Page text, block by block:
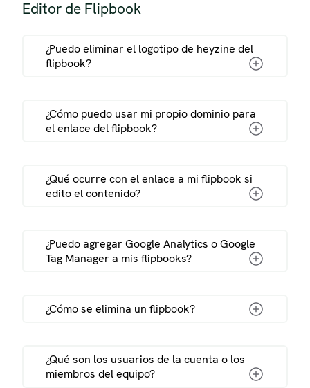
Editor de Flipbook
¿Puedo eliminar el logotipo de heyzine del
flipbook?
¿Cómo puedo usar mi propio dominio para
el enlace del flipbook?
guía de dominios personalizados
¿Qué ocurre con el enlace a mi flipbook si
edito el contenido?
¿Puedo agregar Google Analytics o Google
Tag Manager a mis flipbooks?
¿Cómo se elimina un flipbook?
¿Qué son los usuarios de la cuenta o los
miembros del equipo?